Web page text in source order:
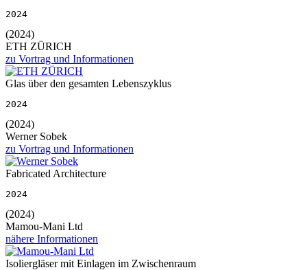
2024
(2024)
ETH ZÜRICH
zu Vortrag und Informationen
Glas über den gesamten Lebenszyklus
2024
(2024)
Werner Sobek
zu Vortrag und Informationen
Fabricated Architecture
2024
(2024)
Mamou-Mani Ltd
nähere Informationen
Isoliergläser mit Einlagen im Zwischenraum